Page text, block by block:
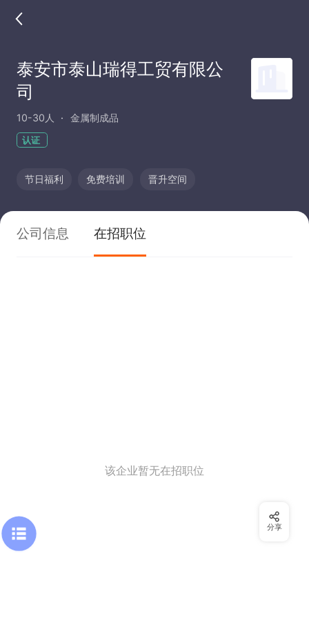
泰安市泰山瑞得工贸有限公
司
10-30人 金属制成品
认证
节日福利 免费培训 晋升空间
公司信息 在招职位
该企业暂无在招职位
分享